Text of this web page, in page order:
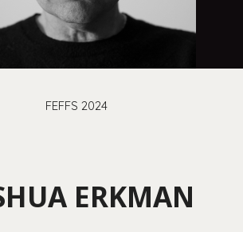
FEFFS 2024
ERKMAN